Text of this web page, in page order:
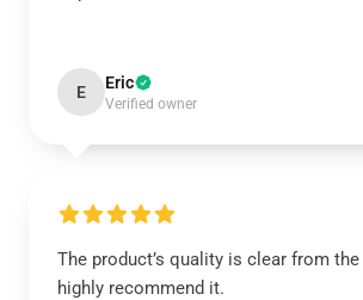
E Eric
Verified owner
The product’s quality is clear from
highly recommend it.